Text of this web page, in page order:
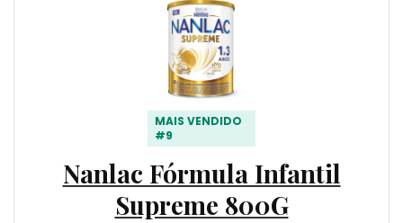
MAIS VENDIDO
#9
Nanlac Fórmula Infantil
Supreme 800G